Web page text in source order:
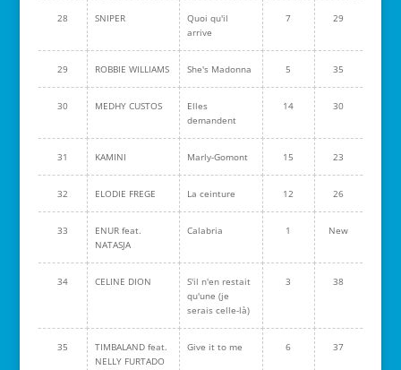
28 SNIPER
Quoi qu'il
arrive
7 29
29 ROBBIE WILLIAMS She's Madonna 5 35
30 MEDHY CUSTOS
Elles
demandent
14 30
31 KAMINI Marly-Gomont 15 23
32 ELODIE FREGE La ceinture 12 26
33
ENUR feat.
NATASJA
Calabria 1 New
34 CELINE DION
S'il n'en restait
qu'une (je
serais celle-là)
3 38
35
TIMBALAND feat.
NELLY FURTADO
Give it to me 6 37